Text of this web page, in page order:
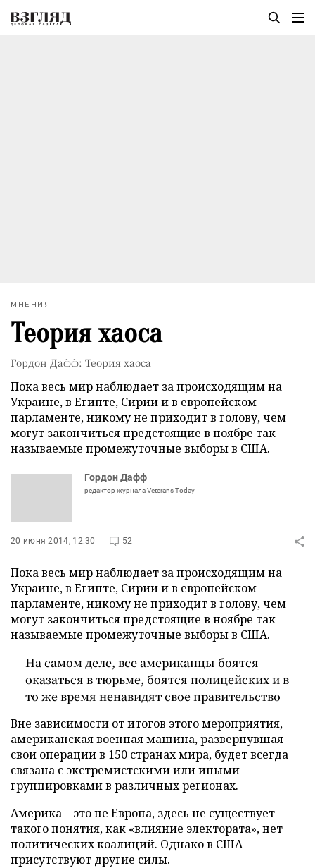
МНЕНИЯ
Теория хаоса
Гордон Дафф: Теория хаоса
Пока весь мир наблюдает за происходящим на
Украине, в Египте, Сирии и в европейском
парламенте, никому не приходит в голову, чем
могут закончиться предстоящие в ноябре так
называемые промежуточные выборы в США.
Гордон Дафф
редактор журнала Veterans Today
20 июня 2014, 12:30 52
Пока весь мир наблюдает за происходящим на
Украине, в Египте, Сирии и в европейском
парламенте, никому не приходит в голову, чем
могут закончиться предстоящие в ноябре так
называемые промежуточные выборы в США.
На самом деле, все американцы боятся
оказаться в тюрьме, боятся полицейских и в
то же время ненавидят свое правительство
Вне зависимости от итогов этого мероприятия,
американская военная машина, развернувшая
свои операции в 150 странах мира, будет всегда
связана с экстремистскими или иными
группировками в различных регионах.
Америка – это не Европа, здесь не существует
такого понятия, как «влияние электората», нет
политических коалиций. Однако в США
присутствуют другие силы.